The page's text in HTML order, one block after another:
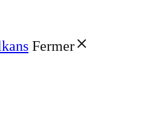
Fermer